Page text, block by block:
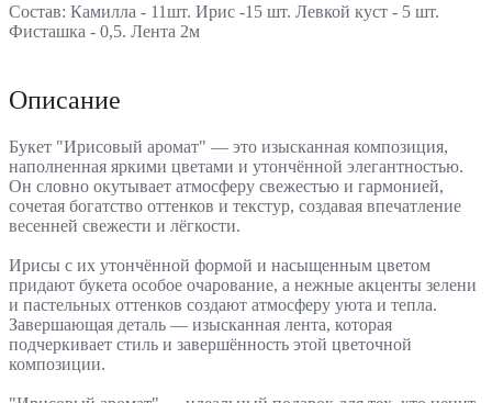
Состав: Камилла - 11шт. Ирис -15 шт. Левкой куст - 5 шт.
Фисташка - 0,5. Лента 2м
Описание
Букет "Ирисовый аромат" — это изысканная композиция,
наполненная яркими цветами и утончённой элегантностью.
Он словно окутывает атмосферу свежестью и гармонией,
сочетая богатство оттенков и текстур, создавая впечатление
весенней свежести и лёгкости.
Ирисы с их утончённой формой и насыщенным цветом
придают букета особое очарование, а нежные акценты зелени
и пастельных оттенков создают атмосферу уюта и тепла.
Завершающая деталь — изысканная лента, которая
подчеркивает стиль и завершённость этой цветочной
композиции.